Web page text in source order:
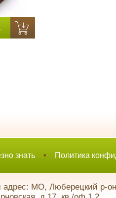
знать • Политика
МО, Люберецкий р-